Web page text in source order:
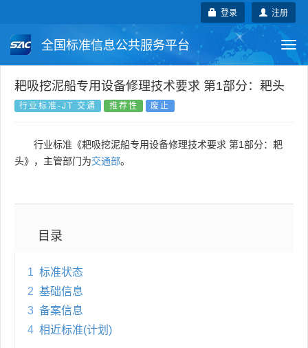
注册
登录
全国标准信息公共服务平台
国家标准 行业标准 地方标准
国外标准 技术委员会
耙吸挖泥船专用设备修理技术要求 第1部分：耙头
行业标准-JT 交通 推荐性 废止
行业标准《耙吸挖泥船专用设备修理技术要求 第1部分：耙
头》，主管部门为交通部。
目录
1 标准状态
2 基础信息
3 备案信息
4 相近标准(计划)